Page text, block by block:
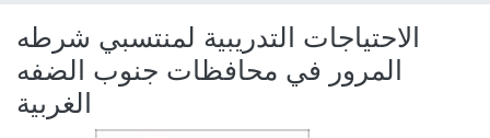
الاحتياجات التدريبية لمنتسبي شرطه
المرور في محافظات جنوب الضفه
الغربية